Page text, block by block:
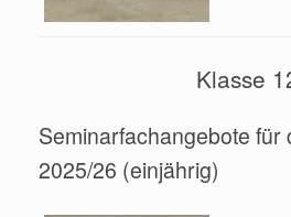
Klasse
Seminarfachangebote für
2025/26 (einjährig)